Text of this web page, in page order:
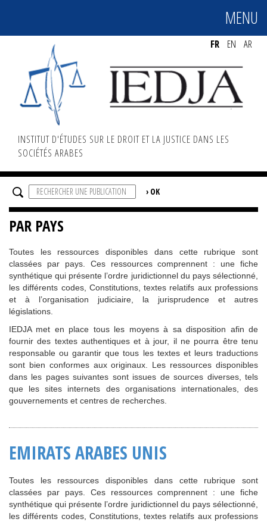
MENU
FR EN AR
INSTITUT D'ÉTUDES SUR LE DROIT ET LA JUSTICE DANS LES
SOCIÉTÉS ARABES
PAR PAYS
Toutes les ressources disponibles dans cette rubrique sont
classées par pays. Ces ressources comprennent : une fiche
synthétique qui présente l’ordre juridictionnel du pays sélectionné,
les différents codes, Constitutions, textes relatifs aux professions
et à l’organisation judiciaire, la jurisprudence et autres
législations.
IEDJA met en place tous les moyens à sa disposition afin de
fournir des textes authentiques et à jour, il ne pourra être tenu
responsable ou garantir que tous les textes et leurs traductions
sont bien conformes aux originaux. Les ressources disponibles
dans les pages suivantes sont issues de sources diverses, tels
que les sites internets des organisations internationales, des
gouvernements et centres de recherches.
EMIRATS ARABES UNIS
Toutes les ressources disponibles dans cette rubrique sont
classées par pays. Ces ressources comprennent : une fiche
synthétique qui présente l’ordre juridictionnel du pays sélectionné,
les différents codes, Constitutions, textes relatifs aux professions